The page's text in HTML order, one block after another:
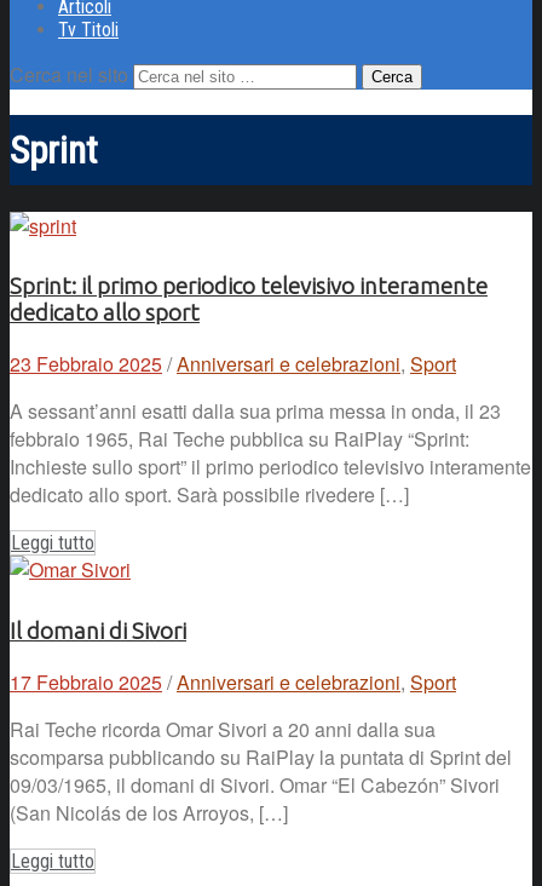
Articoli
Tv Titoli
Cerca nel sito
Sprint
Sprint: il primo periodico televisivo interamente
dedicato allo sport
23 Febbraio 2025/Anniversari e celebrazioni, Sport
A sessant’anni esatti dalla sua prima messa in onda, il 23
febbraio 1965, Rai Teche pubblica su RaiPlay “Sprint:
Inchieste sullo sport” il primo periodico televisivo interamente
dedicato allo sport. Sarà possibile rivedere […]
Leggi tutto
Il domani di Sivori
17 Febbraio 2025/Anniversari e celebrazioni, Sport
Rai Teche ricorda Omar Sivori a 20 anni dalla sua
scomparsa pubblicando su RaiPlay la puntata di Sprint del
09/03/1965, il domani di Sivori. Omar “El Cabezón” Sivori
(San Nicolás de los Arroyos, […]
Leggi tutto